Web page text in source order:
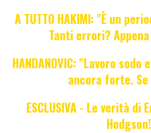
A TUTTO HAKIMI: "È un
Tanti errori?
HANDANOVIC: "Lavoro
ancora forte.
ESCLUSIVA - Le verità di